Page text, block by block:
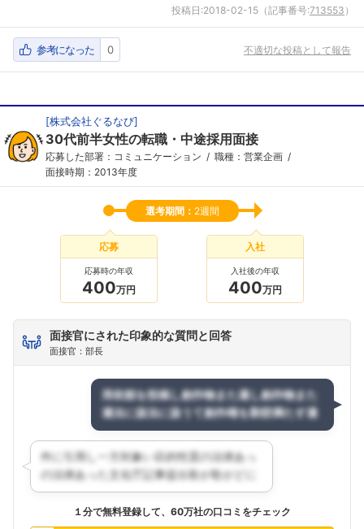
こちらの企業もフォローしませんか？
投稿日:2018-02-15 （記事番号:713553 ）
参考になった 0 不適切な投稿として報告
[株式会社ぐるなび]
30代前半女性の転職・中途採用面接
応募した部署：コミュニケーション
職種：営業企画
面接時期：2013年度
選考期間： 2週間
応募
応募時の年収
400万円
入社
入社後の年収
400万円
面接官にされた印象的な質問と回答
面接官：部長
１分で無料登録して、60万社の口コミをチェック